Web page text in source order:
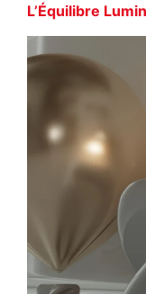
L’Équilibre